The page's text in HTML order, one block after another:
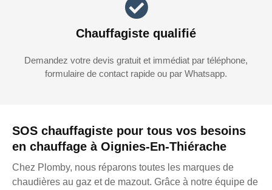
SOS chauffagiste pour tous vos besoins
en chauffage à Oignies-En-Thiérache
Chez Plomby, nous réparons toutes les marques de
chaudières au gaz et de mazout. Grâce à notre équipe de
Chauffagiste qualifié
Demandez votre devis gratuit et immédiat par téléphone,
formulaire de contact rapide ou par Whatsapp.